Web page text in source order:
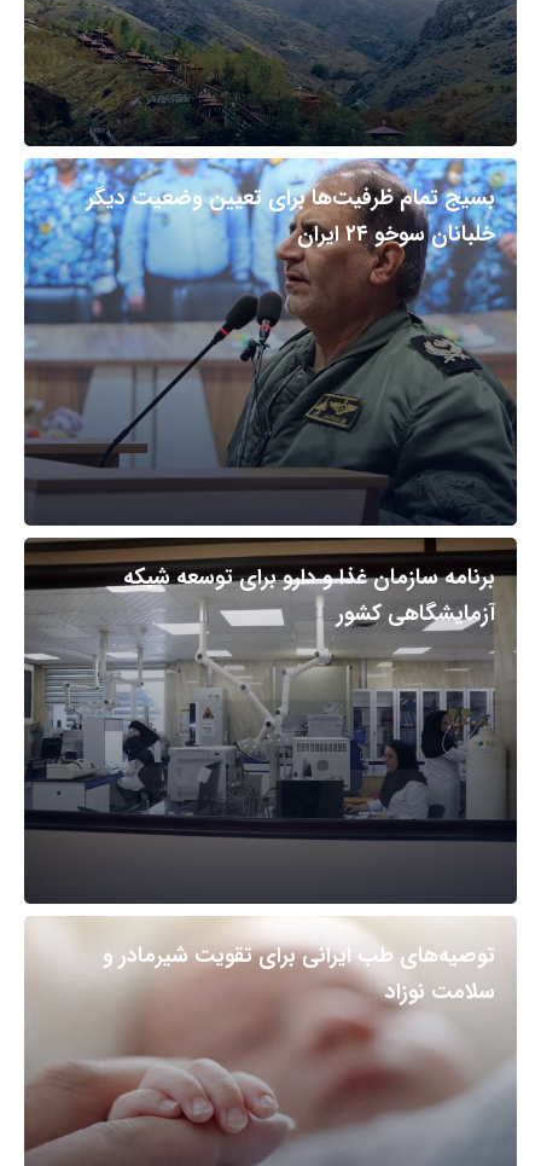
بسیج تمام ظرفیت‌ها برای تعیین وضعیت دیگر
خلبانان سوخو ۲۴ ایران
برنامه سازمان غذا و دارو برای توسعه شبکه
آزمایشگاهی کشور
توصیه‌های طب ایرانی برای تقویت شیرمادر و
سلامت نوزاد